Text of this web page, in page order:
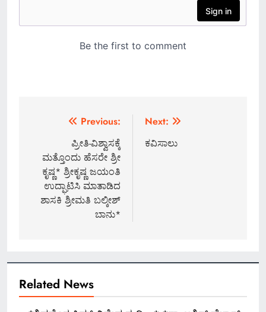
navigation
Previous:
ಪ್ರೀತಿ-ವಿಶ್ವಾಸಕ್ಕೆ
ಮತ್ತೊಂದು ಹೆಸರೇ ಶ್ರೀ
ಕೃಷ್ಣ* ಶ್ರೀಕೃಷ್ಣ ಜಯಂತಿ
ಉದ್ಘಾಟಿಸಿ ಮಾತಾಡಿದ
ಶಾಸಕಿ ಶ್ರೀಮತಿ ಬಲ್ಕೀಶ್
ಬಾನು*
Next:
ಕವಿಸಾಲು
Related News